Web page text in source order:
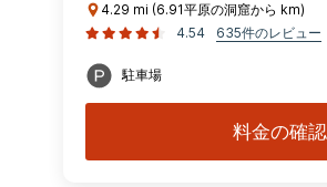
4.29 mi (6.91平原の洞窟から km)
4.54
635件のレビュー
駐車場
料金の確認